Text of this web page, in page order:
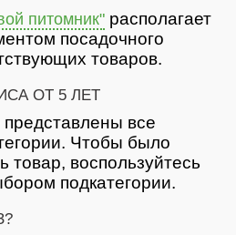
питомник" располагает
посадочного
товаров.
ОТ 5 ЛЕТ
все
Чтобы было
товар, воспользуйтесь
подкатегории.